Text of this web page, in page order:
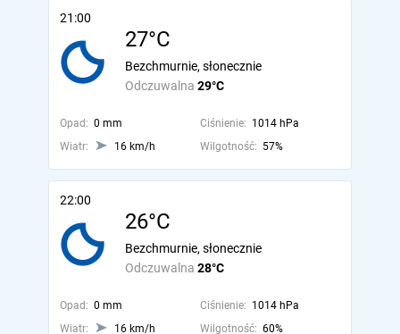
21:00
27°C
Odczuwalna 29°C
Bezchmurnie, słonecznie
Opad: 0 mm Ciśnienie: 1014 hPa
Wiatr:
16 km/h Wilgotność: 57%
22:00
26°C
Odczuwalna 28°C
Bezchmurnie, słonecznie
Opad: 0 mm Ciśnienie: 1014 hPa
Wiatr:
16 km/h Wilgotność: 60%